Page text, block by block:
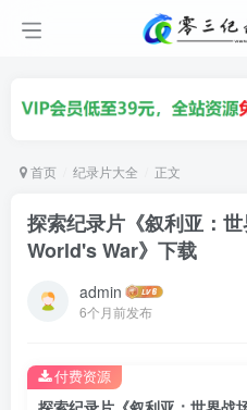
首页 纪录片大全 正文
探索纪录片《叙利亚：
World's War》下载
admin
6个月前发布
付费资源